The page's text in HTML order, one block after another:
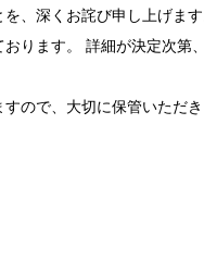
、深くお詫び申し上げます
ります。 詳細が決定次第
ので、大切に保管いただ